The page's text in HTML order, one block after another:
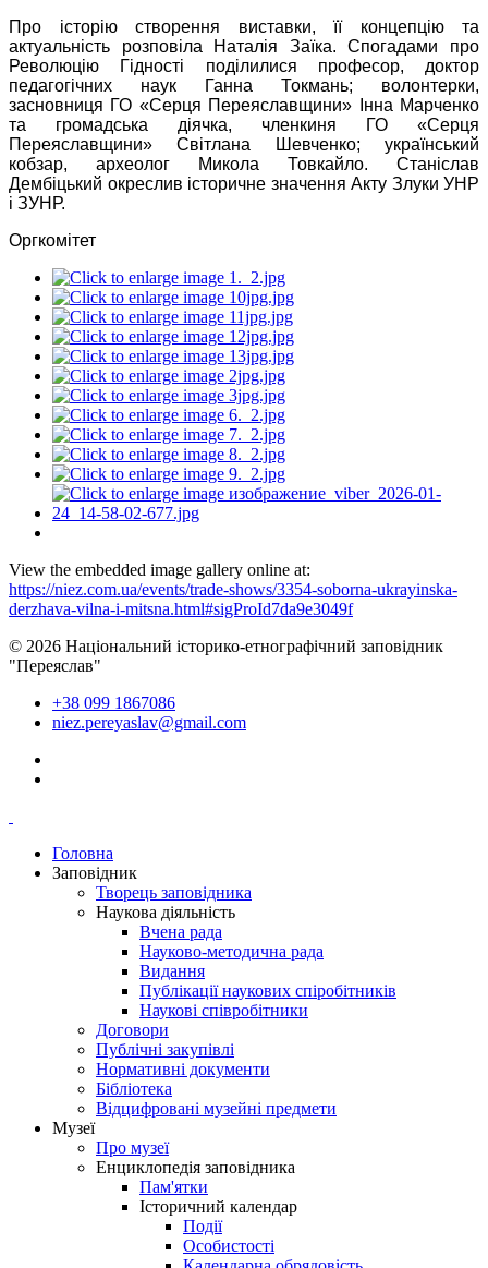
Про історію створення виставки, її концепцію та
актуальність розповіла Наталія Заїка. Спогадами про
Революцію Гідності поділилися професор, доктор
педагогічних наук Ганна Токмань; волонтерки,
засновниця ГО «Серця Переяславщини» Інна Марченко
та громадська діячка, членкиня ГО «Серця
Переяславщини» Світлана Шевченко; український
кобзар, археолог Микола Товкайло. Станіслав
Дембіцький окреслив історичне значення Акту Злуки УНР
і ЗУНР.
Оргкомітет
View the embedded image gallery online at:
https://niez.com.ua/events/trade-shows/3354-soborna-ukrayinska-
derzhava-vilna-i-mitsna.html#sigProId7da9e3049f
© 2026 Національний історико-етнографічний заповідник
"Переяслав"
+38 099 1867086
niez.pereyaslav@gmail.com
Головна
Заповідник
Творець заповідника
Наукова діяльність
Вчена рада
Науково-методична рада
Видання
Публікації наукових спіробітників
Наукові співробітники
Договори
Публічні закупівлі
Нормативні документи
Бібліотека
Відцифровані музейні предмети
Музеї
Про музеї
Енциклопедія заповідника
Пам'ятки
Історичний календар
Події
Особистості